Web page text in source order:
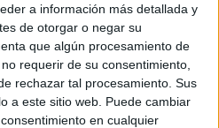
a información más detallada y
de otorgar o negar su
que algún procesamiento de
requerir de su consentimiento,
rechazar tal procesamiento. Sus
a este sitio web. Puede cambiar
en cualquier
fomentando la
y del espacio
fuentes y […]